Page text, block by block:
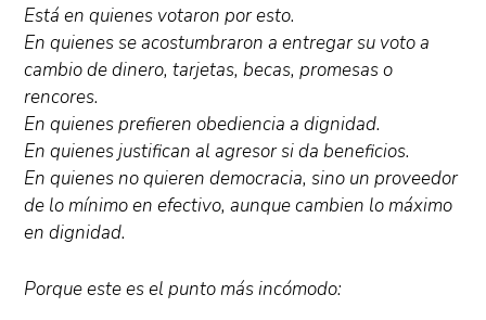
Está en quienes votaron por esto.
En quienes se acostumbraron a entregar su voto a
cambio de dinero, tarjetas, becas, promesas o
rencores.
En quienes prefieren obediencia a dignidad.
En quienes justifican al agresor si da beneficios.
En quienes no quieren democracia, sino un proveedor
de lo mínimo en efectivo, aunque cambien lo máximo
en dignidad.
Porque este es el punto más incómodo: